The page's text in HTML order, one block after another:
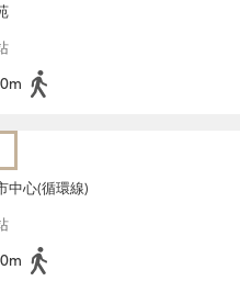
中心(循環線)